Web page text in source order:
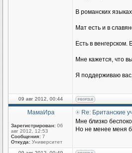
В романских
Мат есть и в
Есть в
Мне кажется, что
Я поддерживаю
09 авг 2012, 00:44
МамаИра
Зарегистрирован: 06
авг 2012, 12:53
Сообщения: 7
Откуда: Университет
Re: Британские
Мне близко
Но не менее меня